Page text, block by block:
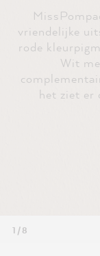
vriendelijke
rode
Wit
het ziet er
1 / 8